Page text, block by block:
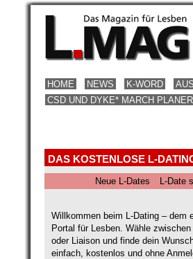
HOME NEWS K-WORD
CSD UND DYKE* MARCH PLANER
DAS KOSTENLOSE L-
Neue L-Dates L-Date
Willkommen beim L-Dating – dem
Portal für Lesben. Wähle
oder Liaison und finde dein
einfach, kostenlos und ohne